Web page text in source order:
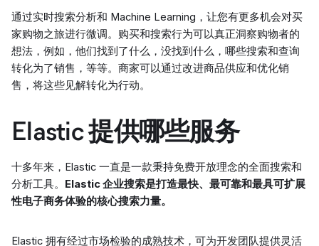
通过实时搜索分析和 Machine Learning，让您有更多机会对买
家购物之旅进行微调。购买和搜索行为可以真正洞察购物者的
想法，例如，他们找到了什么，没找到什么，哪些搜索和查询
转化为了销售，等等。商家可以通过改进商品供应和优化销
售，将这些见解转化为行动。
Elastic 提供哪些服务
十多年来，Elastic 一直是一款秉持免费开放理念的全面搜索和
分析工具。
Elastic 企业搜索是打造最快、最可靠和最具可扩展
性电子商务体验的核心搜索力量。
Elastic 拥有经过市场检验的成熟技术，可为开发团队提供灵活